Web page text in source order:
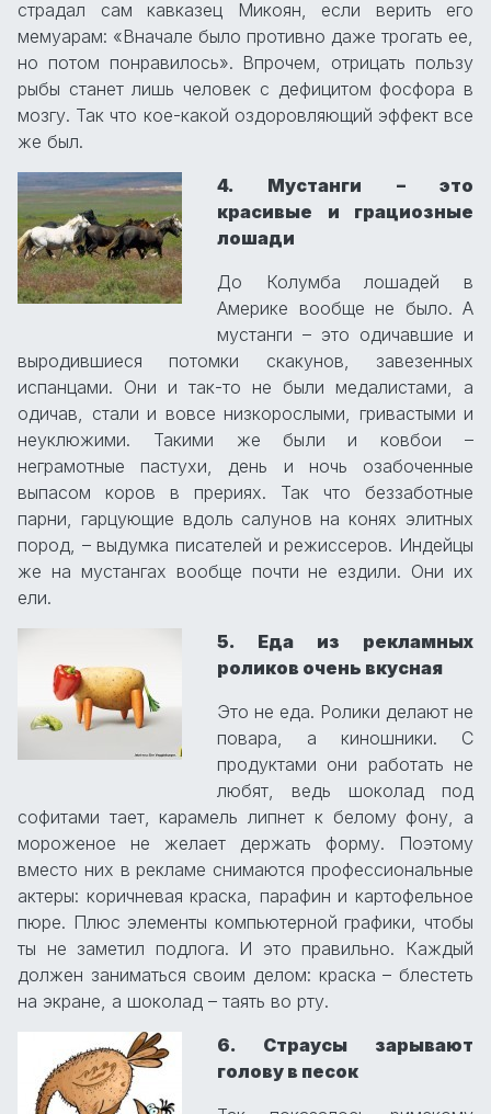
страдал сам кавказец Микоян, если верить его
мемуарам: «Вначале было противно даже трогать ее,
но потом понравилось». Впрочем, отрицать пользу
рыбы станет лишь человек с дефицитом фосфора в
мозгу. Так что кое-какой оздоровляющий эффект все
же был.
4. Мустанги – это
красивые и грациозные
лошади
До Колумба лошадей в
Америке вообще не было. А
мустанги – это одичавшие и
выродившиеся потомки скакунов, завезенных
испанцами. Они и так-то не были медалистами, а
одичав, стали и вовсе низкорослыми, гривастыми и
неуклюжими. Такими же были и ковбои –
неграмотные пастухи, день и ночь озабоченные
выпасом коров в прериях. Так что беззаботные
парни, гарцующие вдоль салунов на конях элитных
пород, – выдумка писателей и режиссеров. Индейцы
же на мустангах вообще почти не ездили. Они их
ели.
5. Еда из рекламных
роликов очень вкусная
Это не еда. Ролики делают не
повара, а киношники. С
продуктами они работать не
любят, ведь шоколад под
софитами тает, карамель липнет к белому фону, а
мороженое не желает держать форму. Поэтому
вместо них в рекламе снимаются профессиональные
актеры: коричневая краска, парафин и картофельное
пюре. Плюс элементы компьютерной графики, чтобы
ты не заметил подлога. И это правильно. Каждый
должен заниматься своим делом: краска – блестеть
на экране, а шоколад – таять во рту.
6. Страусы зарывают
голову в песок